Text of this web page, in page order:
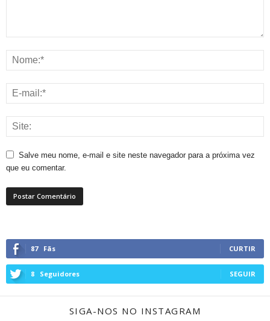
Salve meu nome, e-mail e site neste navegador para a próxima vez
que eu comentar.
87 Fãs CURTIR
8 Seguidores SEGUIR
SIGA-NOS NO INSTAGRAM